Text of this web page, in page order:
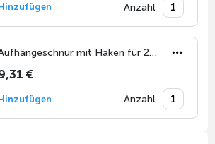
Hinzufügen Anzahl
Aufhängeschnur mit Haken für 20 kg
€
Hinzufügen Anzahl